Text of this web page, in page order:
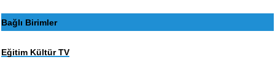
Bağlı Birimler
Eğitim Kültür TV